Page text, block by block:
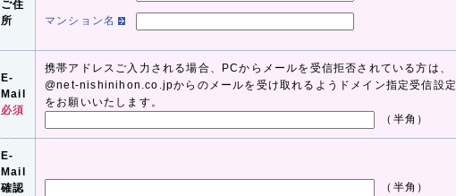
ご住
所
マンション名
E-
Mail
必須
携帯アドレスご入力される場合、PCからメールを受信拒否されている方は、
@net-nishinihon.co.jpからのメールを受け取れるようドメイン指定受信設定
をお願いいたします。
（半角）
E-
Mail
確認
（半角）